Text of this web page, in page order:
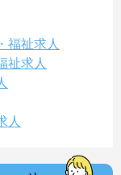
福祉求人
祉求人
人